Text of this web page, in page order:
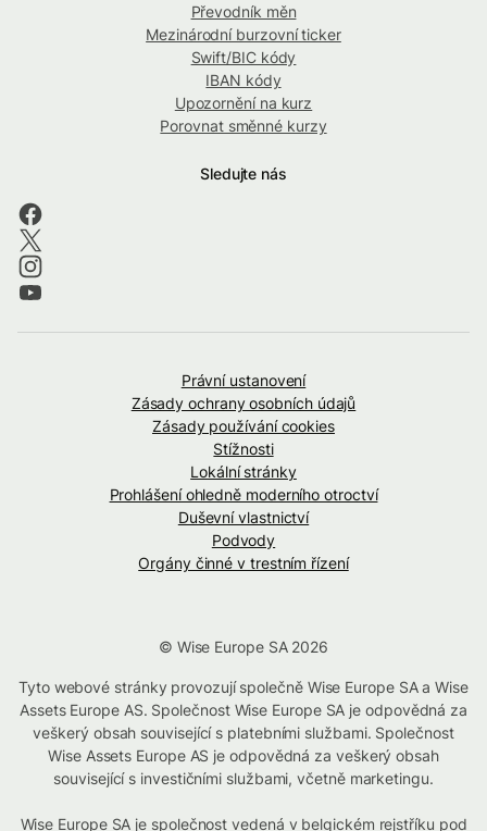
Převodník měn
Mezinárodní burzovní ticker
Swift/BIC kódy
IBAN kódy
Upozornění na kurz
Porovnat směnné kurzy
Sledujte nás
Právní ustanovení
Zásady ochrany osobních údajů
Zásady používání cookies
Stížnosti
Lokální stránky
Prohlášení ohledně moderního otroctví
Duševní vlastnictví
Podvody
Orgány činné v trestním řízení
© Wise Europe SA 2026
Tyto webové stránky provozují společně Wise Europe SA a Wise
Assets Europe AS. Společnost Wise Europe SA je odpovědná za
veškerý obsah související s platebními službami. Společnost
Wise Assets Europe AS je odpovědná za veškerý obsah
související s investičními službami, včetně marketingu.
Wise Europe SA je společnost vedená v belgickém rejstříku pod